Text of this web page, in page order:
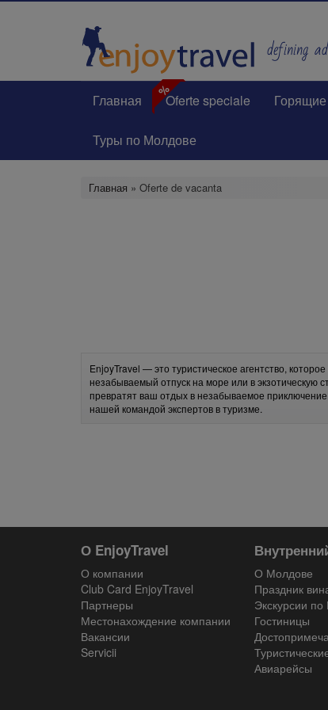
defining
Главная
%
Oferte speciale
Туры по Молдове
Главная » Oferte de vacanta
EnjoyTravel — это туристическое агентство,
незабываемый отпуск на море или в экзотическую
превратят ваш отдых в незабываемое
нашей командой экспертов в туризме.
О EnjoyTravel
О компании
Club Card EnjoyTravel
Партнеры
Местонахождение компании
Вакансии
Servicii
О Молдове
Праздник
Экскурсии
Гостиницы
Авиарейсы